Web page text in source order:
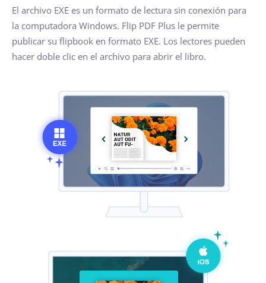
El archivo EXE es un formato de lectura sin conexión para
la computadora Windows. Flip PDF Plus le permite
publicar su flipbook en formato EXE. Los lectores pueden
hacer doble clic en el archivo para abrir el libro.